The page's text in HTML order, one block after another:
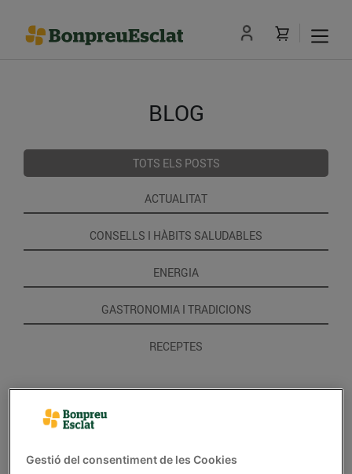
BLOG
TOTS ELS POSTS
ACTUALITAT
CONSELLS I HÀBITS SALUDABLES
ENERGIA
GASTRONOMIA I TRADICIONS
RECEPTES
Gestió del consentiment de les Cookies